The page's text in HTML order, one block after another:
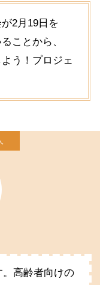
2月19日を
ことから、
う！プロジェ
高齢者向けの